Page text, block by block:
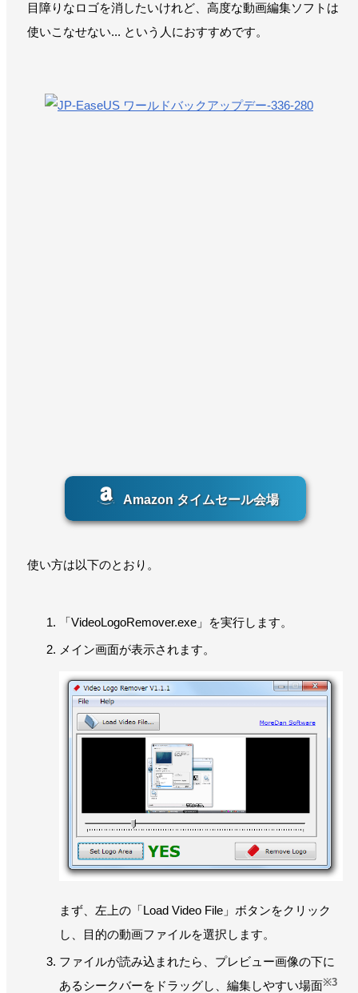
目障りなロゴを消したいけれど、高度な動画編集ソフトは
使いこなせない... という人におすすめです。
Amazon タイムセール会場
使い方は以下のとおり。
「VideoLogoRemover.exe」を実行します。
メイン画面が表示されます。
まず、左上の「Load Video File」ボタンをクリック
し、目的の動画ファイルを選択します。
ファイルが読み込まれたら、プレビュー画像の下に
あるシークバーをドラッグし、編集しやすい場面※3